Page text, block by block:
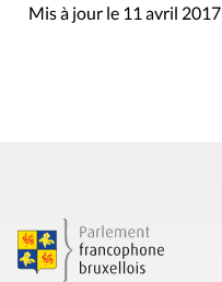
Mis à jour le 11 avril 2017